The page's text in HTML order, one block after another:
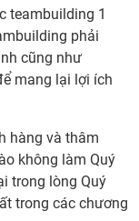
teambuilding 1
phải
cũng như
mang lại lợi ích
hàng và thâm
không làm Quý
trong lòng Quý
trong các chương